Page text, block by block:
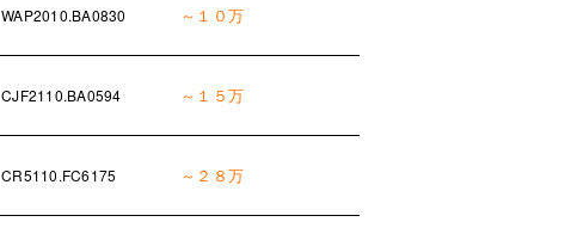
WAP2010.BA0830 ～１０万
CJF2110.BA0594 ～１５万
CR5110.FC6175 ～２８万